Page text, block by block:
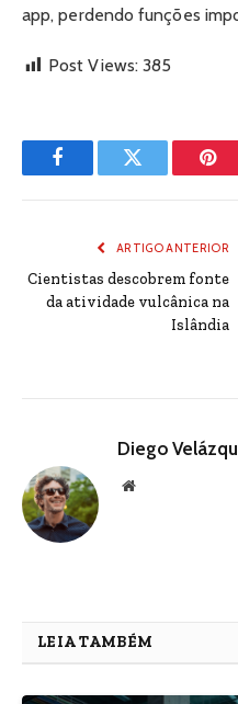
app, perdendo funções
Post Views: 385
FacebookTwitter
ARTIGO ANTERIOR
Cientistas descobrem fonte
da atividade vulcânica na
Islândia
Diego
Website
LEIA TAMBÉM